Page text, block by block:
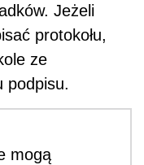
Jeżeli
protokołu,
ze
podpisu.
mogą